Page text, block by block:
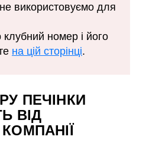
використовуємо для
номер і його
на цій сторінці.
ПЕЧІНКИ
ВІД